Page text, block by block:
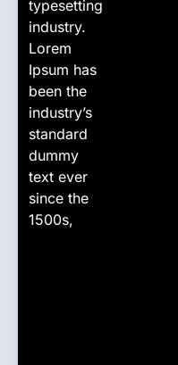
typesetting
industry.
Lorem
Ipsum has
been the
industry’s
standard
dummy
text ever
since the
1500s,